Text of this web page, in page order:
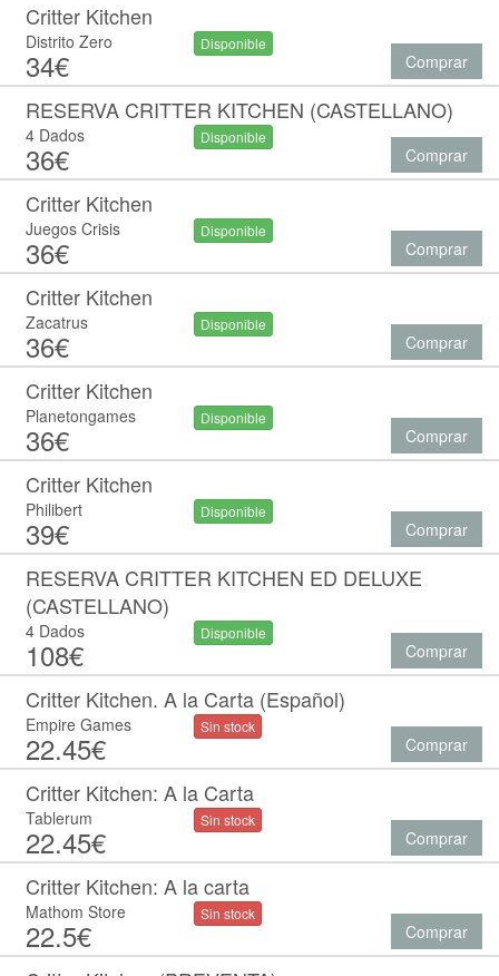
Critter Kitchen
Distrito Zero
34€
Disponible
Comprar
RESERVA CRITTER KITCHEN (CASTELLANO)
4 Dados
36€
Disponible
Comprar
Critter Kitchen
Juegos Crisis
36€
Disponible
Comprar
Critter Kitchen
Zacatrus
36€
Disponible
Comprar
Critter Kitchen
Planetongames
36€
Disponible
Comprar
Critter Kitchen
Philibert
39€
Disponible
Comprar
RESERVA CRITTER KITCHEN ED DELUXE
(CASTELLANO)
4 Dados
108€
Disponible
Comprar
Critter Kitchen. A la Carta (Español)
Empire Games
22.45€
Sin stock
Comprar
Critter Kitchen: A la Carta
Tablerum
22.45€
Sin stock
Comprar
Critter Kitchen: A la carta
Mathom Store
22.5€
Sin stock
Comprar